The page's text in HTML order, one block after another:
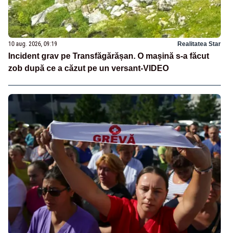
10 aug. 2026, 09:19 Realitatea Star
Incident grav pe Transfăgărășan. O mașină s-a făcut
zob după ce a căzut pe un versant-VIDEO